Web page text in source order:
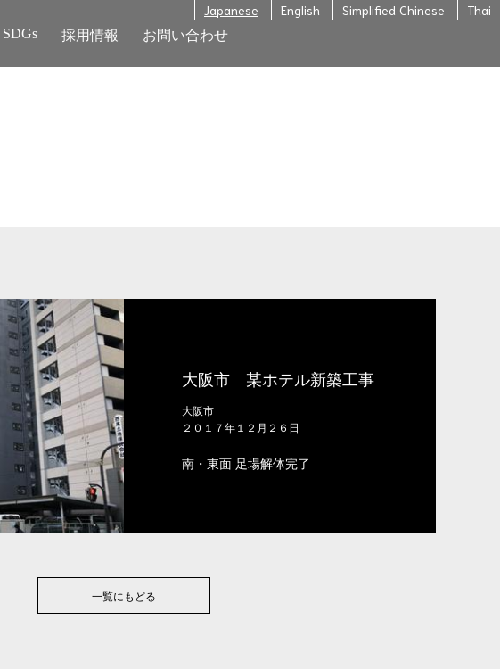
SDGs 採用情報 お問い合わせ
Japanese English Simplified Chinese Thai
大阪市 某ホテル新築工事
大阪市
２０１７年１２月２６日
南・東面 足場解体完了
一覧にもどる